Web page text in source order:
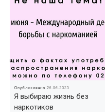
Опубликовано26.06.2023
Я выбираю жизнь без
наркотиков